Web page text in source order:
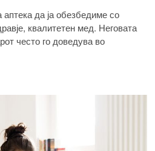
да ја обезбедиме со
квалитетен мед. Неговата
често го доведува во